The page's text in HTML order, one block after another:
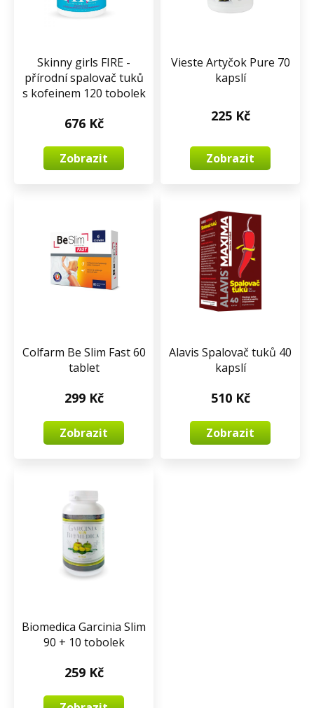
Skinny girls FIRE -
přírodní spalovač tuků
s kofeinem 120 tobolek
676 Kč
Zobrazit
Vieste Artyčok Pure 70
kapslí
225 Kč
Zobrazit
Colfarm Be Slim Fast 60
tablet
299 Kč
Zobrazit
Alavis Spalovač tuků 40
kapslí
510 Kč
Zobrazit
Biomedica Garcinia Slim
90 + 10 tobolek
259 Kč